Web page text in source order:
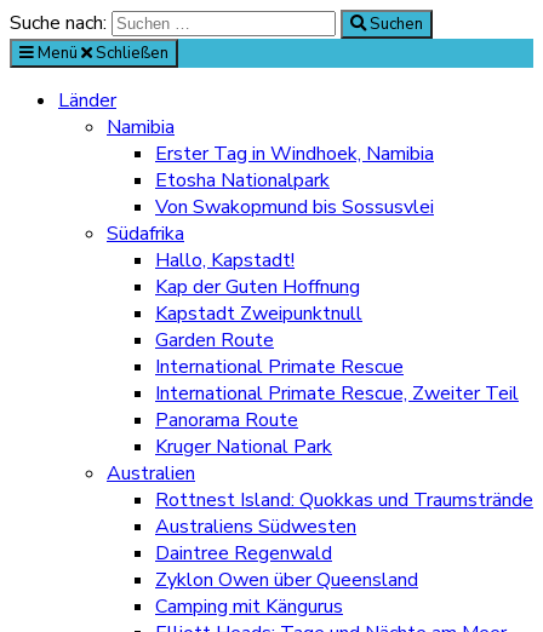
Suche nach:
Suchen
Menü
Schließen
Länder
Namibia
Erster Tag in Windhoek, Namibia
Etosha Nationalpark
Von Swakopmund bis Sossusvlei
Südafrika
Hallo, Kapstadt!
Kap der Guten Hoffnung
Kapstadt Zweipunktnull
Garden Route
International Primate Rescue
International Primate Rescue, Zweiter Teil
Panorama Route
Kruger National Park
Australien
Rottnest Island: Quokkas und Traumstrände
Australiens Südwesten
Daintree Regenwald
Zyklon Owen über Queensland
Camping mit Kängurus